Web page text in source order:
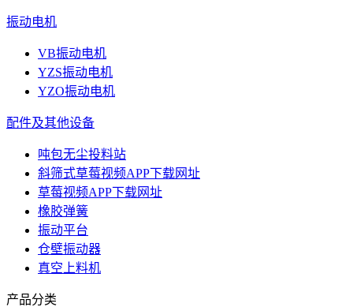
振动电机
VB振动电机
YZS振动电机
YZO振动电机
配件及其他设备
吨包无尘投料站
斜筛式草莓视频APP下载网址
草莓视频APP下载网址
橡胶弹簧
振动平台
仓壁振动器
真空上料机
产品分类